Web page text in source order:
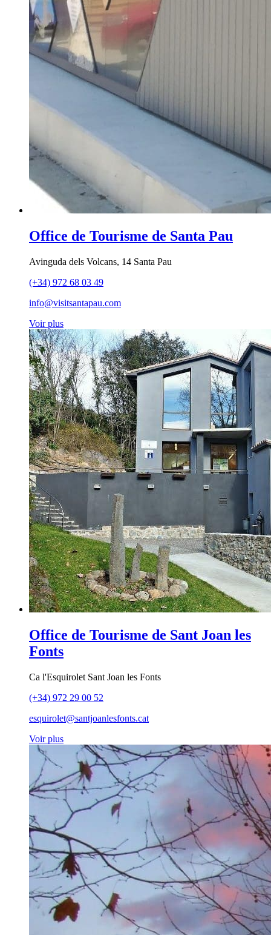
Office de Tourisme de Santa Pau
Avinguda dels Volcans, 14 Santa Pau
(+34) 972 68 03 49
info@visitsantapau.com
Voir plus
Office de Tourisme de Sant Joan les
Fonts
Ca l'Esquirolet Sant Joan les Fonts
(+34) 972 29 00 52
esquirolet@santjoanlesfonts.cat
Voir plus